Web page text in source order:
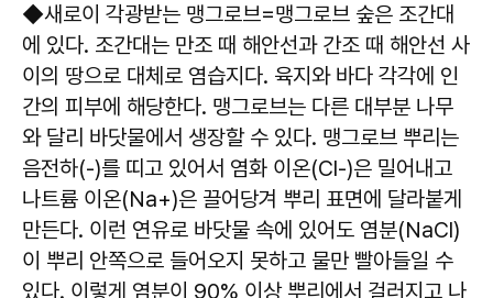
◆새로이 각광받는 맹그로브=맹그로브 숲은 조간대
에 있다. 조간대는 만조 때 해안선과 간조 때 해안선 사
이의 땅으로 대체로 염습지다. 육지와 바다 각각에 인
간의 피부에 해당한다. 맹그로브는 다른 대부분 나무
와 달리 바닷물에서 생장할 수 있다. 맹그로브 뿌리는
음전하(-)를 띠고 있어서 염화 이온(Cl-)은 밀어내고
나트륨 이온(Na+)은 끌어당겨 뿌리 표면에 달라붙게
만든다. 이런 연유로 바닷물 속에 있어도 염분(NaCl)
이 뿌리 안쪽으로 들어오지 못하고 물만 빨아들일 수
있다. 이렇게 염분이 90% 이상 뿌리에서 걸러지고 나